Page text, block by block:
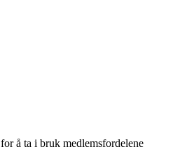
for å ta i bruk medlemsfordelene